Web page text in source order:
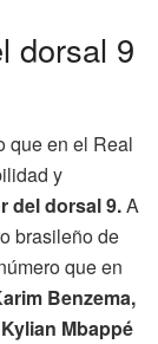
dorsal 9
que en el Real
y
del dorsal 9.A
brasileño de
que en
Benzema,
Kylian Mbappé